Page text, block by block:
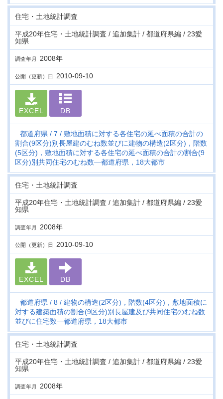
住宅・土地統計調査
平成20年住宅・土地統計調査 / 追加集計 / 都道府県編 / 23愛
知県
調査年月 2008年
公開（更新）日 2010-09-10
EXCEL DB
都道府県 7
敷地面積に対する各住宅の延べ面積の合計の
割合(9区分)別長屋建のむね数並びに建物の構造(2区分)，階数
(5区分)，敷地面積に対する各住宅の延べ面積の合計の割合(9
区分)別共同住宅のむね数―都道府県，18大都市
住宅・土地統計調査
平成20年住宅・土地統計調査 / 追加集計 / 都道府県編 / 23愛
知県
調査年月 2008年
公開（更新）日 2010-09-10
EXCEL DB
都道府県 8
建物の構造(2区分)，階数(4区分)，敷地面積に
対する建築面積の割合(9区分)別長屋建及び共同住宅のむね数
並びに住宅数―都道府県，18大都市
住宅・土地統計調査
平成20年住宅・土地統計調査 / 追加集計 / 都道府県編 / 23愛
知県
調査年月 2008年